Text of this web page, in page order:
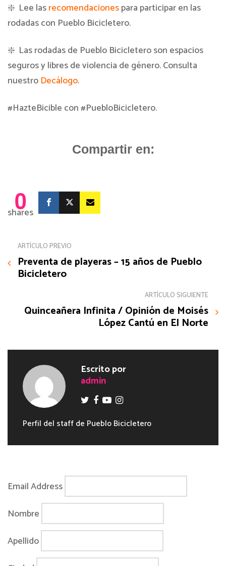
❇️ Lee lasrecomendacionespara participar en las
rodadas con Pueblo Bicicletero.
❇️ Las rodadas de Pueblo Bicicletero son espacios
seguros y libres de violencia de género. Consulta
nuestro Decálogo.
#HazteBicible con #PuebloBicicletero.
Compartir en:
0
shares
ARTÍCULO PREVIO
Preventa de playeras – 15 años de Pueblo
Bicicletero
ARTÍCULO SIGUIENTE
Quinceañera Infinita / Opinión de Moisés
López Cantú en El Norte
Escrito por
admin
Perfil del staff de Pueblo Bicicletero
Email Address
Nombre
Apellido